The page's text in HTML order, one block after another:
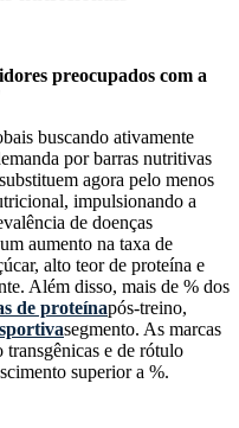
preocupados com a
buscando ativamente
por barras nutritivas
agora pelo menos
impulsionando a
de doenças
aumento na taxa de
alto teor de proteína e
Além disso, mais de % dos
de proteínapós-treino,
segmento. As marcas
transgênicas e de rótulo
superior a %.